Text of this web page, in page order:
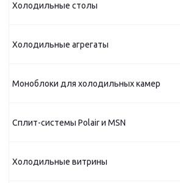
Холодильные столы
Холодильные агрегаты
Моноблоки для холодильных камер
Сплит-системы Polair и MSN
Холодильные витрины